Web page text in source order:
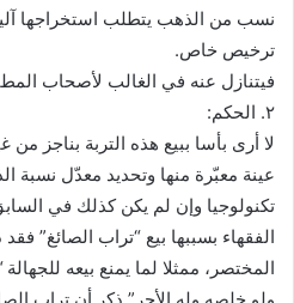
نسب من الذهب يتطلب استخراجها
ترخيص خاص.
فيتنازل عنه في الغالب لأصحاب
٢. الحكم:
لا أرى بأسا ببيع هذه التربة بناجز
عينة معبّرة منها وتحديد معدّل نسبة
تكنولوجيا وإن لم يكن كذلك في
الفقهاء بسببها بيع “تراب الصائغ”
المختصر، ممثلا لما يمنع بيعه